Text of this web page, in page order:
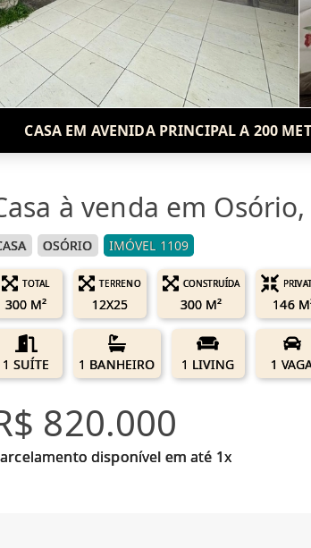
CASA EM AVENIDA PRINCIPAL A 200
à venda em
OSÓRIO IMÓVEL 1109
TOTAL
300 M²
TERRENO
12X25
CONSTRUÍDA
300 M² 146
1 SUÍTE 1 BANHEIRO 1 LIVING 1
820.000
disponível em até 1x